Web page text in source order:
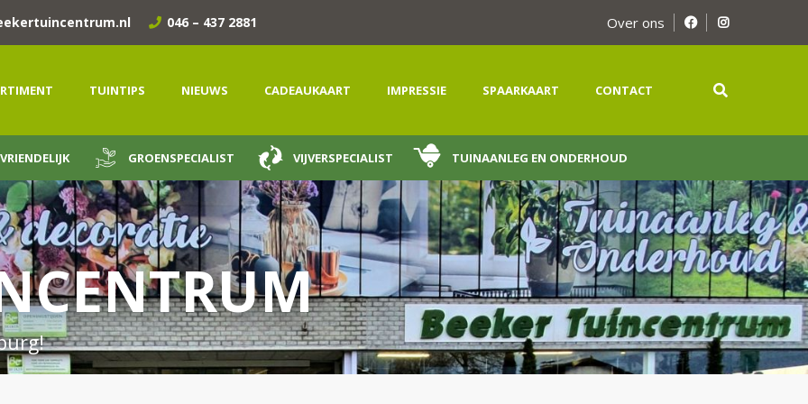
046 – 437 2881 Over ons
TUINTIPS NIEUWS CADEAUKAART IMPRESSIE SPAARKAART CONTACT
GROENSPECIALIST VIJVERSPECIALIST TUINAANLEG EN ONDERHOUD